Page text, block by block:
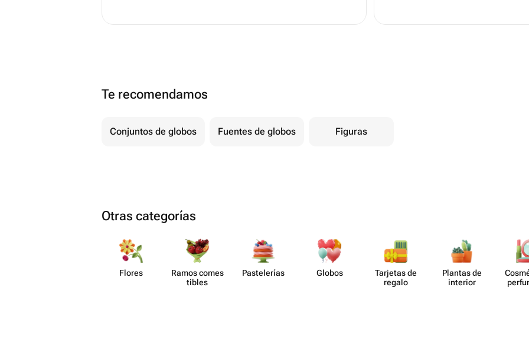
Te recomendamos
Conjuntos de globos Fuentes de globos Figuras
Otras categorías
Flores
Ramos comes​
tibles
Paste​lerías Globos
Tarjetas de
regalo
Plantas de
interior